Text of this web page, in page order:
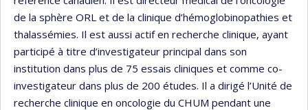
de la sphère ORL et de la clinique d’hémoglobinopathies et
thalassémies. Il est aussi actif en recherche clinique, ayant
participé à titre d’investigateur principal dans son
institution dans plus de 75 essais cliniques et comme co-
investigateur dans plus de 200 études. Il a dirigé l’Unité de
recherche clinique en oncologie du CHUM pendant une